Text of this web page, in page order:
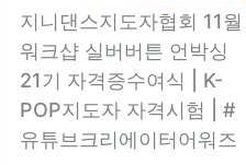
지니댄스지도자협회 11월
워크샵 실버버튼 언박싱
21기 자격증수여식 | K-
POP지도자 자격시험 | #
유튜브크리에이터어워즈